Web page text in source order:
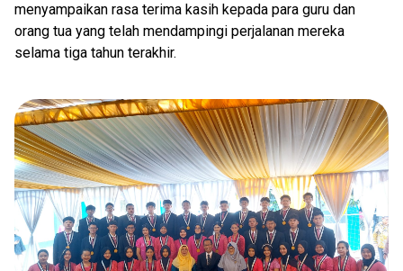
menyampaikan rasa terima kasih kepada para guru dan
orang tua yang telah mendampingi perjalanan mereka
selama tiga tahun terakhir.